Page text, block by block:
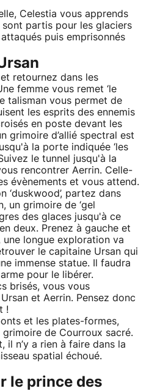
Celestia vous apprends
partis pour les glaciers
puis emprisonnés
retournez dans les
femme vous remet ‘le
talisman vous permet de
les esprits des ennemis
en poste devant les
grimoire d’allié spectral est
la porte indiquée ‘les
le tunnel jusqu'à la
rencontrer Aerrin. Celle-
évènements et vous attend.
‘duskwood’, partez dans
un grimoire de ‘gel
des glaces jusqu'à ce
deux. Prenez à gauche et
longue exploration va
le capitaine Ursan qui
immense statue. Il faudra
pour le libérer.
brisés, vous vous
et Aerrin. Pensez donc
!
et les plates-formes,
de Courroux sacré.
il n’y a rien à faire dans la
spatial échoué.
le prince des